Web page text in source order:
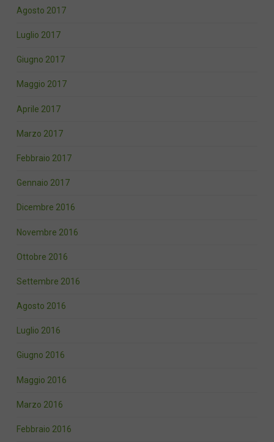
Agosto 2017
Luglio 2017
Giugno 2017
Maggio 2017
Aprile 2017
Marzo 2017
Febbraio 2017
Gennaio 2017
Dicembre 2016
Novembre 2016
Ottobre 2016
Settembre 2016
Agosto 2016
Luglio 2016
Giugno 2016
Maggio 2016
Marzo 2016
Febbraio 2016